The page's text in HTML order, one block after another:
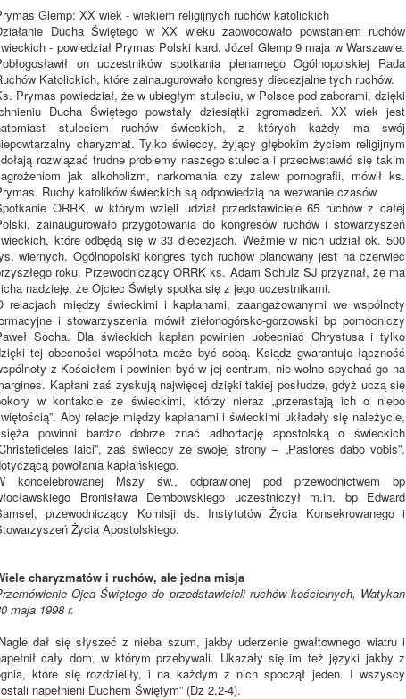
Glemp: XX wiek - wiekiem religijnych ruchów katolickich
Ducha Świętego w XX wieku zaowocowało powstaniem ruchów
- powiedział Prymas Polski kard. Józef Glemp 9 maja w Warszawie.
on uczestników spotkania plenarnego Ogólnopolskiej Rada
Katolickich, które zainaugurowało kongresy diecezjalne tych ruchów.
Prymas powiedział, że w ubiegłym stuleciu, w Polsce pod zaborami, dzięki
Ducha Świętego powstały dziesiątki zgromadzeń. XX wiek jest
stuleciem ruchów świeckich, z których każdy ma swój
charyzmat. Tylko świeccy, żyjący głębokim życiem religijnym
rozwiązać trudne problemy naszego stulecia i przeciwstawić się takim
jak alkoholizm, narkomania czy zalew pornografii, mówił ks.
Ruchy katolików świeckich są odpowiedzią na wezwanie czasów.
ORRK, w którym wzięli udział przedstawiciele 65 ruchów z całej
zainaugurowało przygotowania do kongresów ruchów i stowarzyszeń
które odbędą się w 33 diecezjach. Weźmie w nich udział ok. 500
wiernych. Ogólnopolski kongres tych ruchów planowany jest na czerwiec
roku. Przewodniczący ORRK ks. Adam Schulz SJ przyznał, że ma
nadzieję, że Ojciec Święty spotka się z jego uczestnikami.
relacjach między świeckimi i kapłanami, zaangażowanymi we wspólnoty
i stowarzyszenia mówił zielonogórsko-gorzowski bp pomocniczy
Socha. Dla świeckich kapłan powinien uobecniać Chrystusa i tylko
tej obecności wspólnota może być sobą. Ksiądz gwarantuje łączność
z Kościołem i powinien być w jej centrum, nie wolno spychać go na
Kapłani zaś zyskują najwięcej dzięki takiej posłudze, gdyż uczą się
w kontakcie ze świeckimi, którzy nieraz „przerastają ich o niebo
Aby relacje między kapłanami i świeckimi układały się należycie,
powinni bardzo dobrze znać adhortację apostolską o świeckich
laici”, zaś świeccy ze swojej strony – „Pastores dabo vobis”,
powołania kapłańskiego.
koncelebrowanej Mszy św., odprawionej pod przewodnictwem bp
Bronisława Dembowskiego uczestniczył m.in. bp Edward
przewodniczący Komisji ds. Instytutów Życia Konsekrowanego i
Życia Apostolskiego.
charyzmatów i ruchów, ale jedna misja
Ojca Świętego do przedstawicieli ruchów kościelnych, Watykan
maja 1998 r.
dał się słyszeć z nieba szum, jakby uderzenie gwałtownego wiatru i
cały dom, w którym przebywali. Ukazały się im też języki jakby z
które się rozdzieliły, i na każdym z nich spoczął jeden. I wszyscy
napełnieni Duchem Świętym” (Dz 2,2-4).